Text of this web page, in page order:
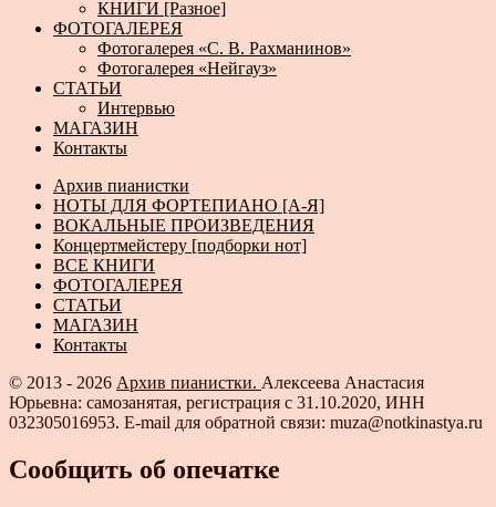
КНИГИ [Разное]
ФОТОГАЛЕРЕЯ
Фотогалерея «С. В. Рахманинов»
Фотогалерея «Нейгауз»
СТАТЬИ
Интервью
МАГАЗИН
Контакты
Архив пианистки
НОТЫ ДЛЯ ФОРТЕПИАНО [А-Я]
ВОКАЛЬНЫЕ ПРОИЗВЕДЕНИЯ
Концертмейстеру [подборки нот]
ВСЕ КНИГИ
ФОТОГАЛЕРЕЯ
СТАТЬИ
МАГАЗИН
Контакты
© 2013 - 2026 Архив пианистки. Алексеева Анастасия
Юрьевна: самозанятая, регистрация с 31.10.2020, ИНН
032305016953. E-mail для обратной связи: muza@notkinastya.ru
Сообщить об опечатке